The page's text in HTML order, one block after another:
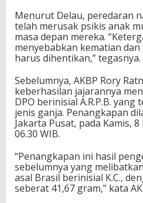
Menurut Delau, peredaran
telah merusak psikis anak
masa depan mereka.
menyebabkan kematian
harus dihentikan,” tegasnya.
Sebelumnya, AKBP Rory
keberhasilan jajarannya
DPO berinisial A.R.P.B.
jenis ganja. Penangkapan
Jakarta Pusat, pada Kamis,
06.30 WIB.
“Penangkapan ini hasil
sebelumnya yang
asal Brasil berinisial K.C.,
seberat 41,67 gram,” kata